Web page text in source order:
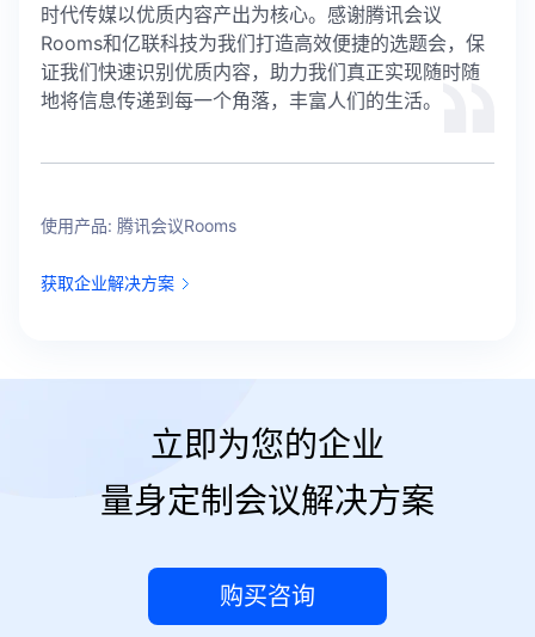
时代传媒以优质内容产出为核心。感谢腾讯会议
Rooms和亿联科技为我们打造高效便捷的选题会，保
证我们快速识别优质内容，助力我们真正实现随时随
地将信息传递到每一个角落，丰富人们的生活。
使用产品: 腾讯会议Rooms
获取企业解决方案
立即为您的企业
量身定制会议解决方案
购买咨询